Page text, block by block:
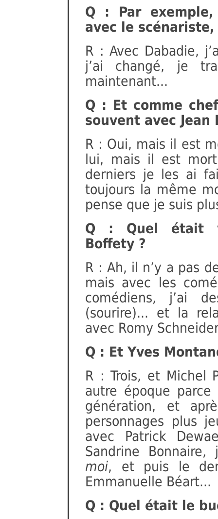
Q : Par
avec le
R : Avec Dabadie,
j’ai changé, je
maintenant...
Q : Et comme
souvent avec Jean
R : Oui, mais il est
lui, mais il est
derniers je les ai
toujours la même
pense que je suis
Q : Quel était
Boffety ?
R : Ah, il n’y a pas
mais avec les
comédiens, j’ai
(sourire)... et la
avec Romy
Q : Et Yves
R : Trois, et Michel
autre époque
génération, et
personnages plus
avec Patrick
Sandrine
moi, et puis le
Emmanuelle Béart...
Q : Quel était le